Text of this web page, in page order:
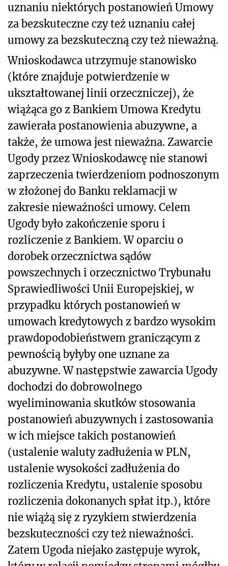
uznaniu niektórych postanowień Umowy
za bezskuteczne czy też uznaniu całej
umowy za bezskuteczną czy też nieważną.
Wnioskodawca utrzymuje stanowisko
(które znajduje potwierdzenie w
ukształtowanej linii orzeczniczej), że
wiążąca go z Bankiem Umowa Kredytu
zawierała postanowienia abuzywne, a
także, że umowa jest nieważna. Zawarcie
Ugody przez Wnioskodawcę nie stanowi
zaprzeczenia twierdzeniom podnoszonym
w złożonej do Banku reklamacji w
zakresie nieważności umowy. Celem
Ugody było zakończenie sporu i
rozliczenie z Bankiem. W oparciu o
dorobek orzecznictwa sądów
powszechnych i orzecznictwo Trybunału
Sprawiedliwości Unii Europejskiej, w
przypadku których postanowień w
umowach kredytowych z bardzo wysokim
prawdopodobieństwem graniczącym z
pewnością byłyby one uznane za
abuzywne. W następstwie zawarcia Ugody
dochodzi do dobrowolnego
wyeliminowania skutków stosowania
postanowień abuzywnych i zastosowania
w ich miejsce takich postanowień
(ustalenie waluty zadłużenia w PLN,
ustalenie wysokości zadłużenia do
rozliczenia Kredytu, ustalenie sposobu
rozliczenia dokonanych spłat itp.), które
nie wiążą się z ryzykiem stwierdzenia
bezskuteczności czy też nieważności.
Zatem Ugoda niejako zastępuje wyrok,